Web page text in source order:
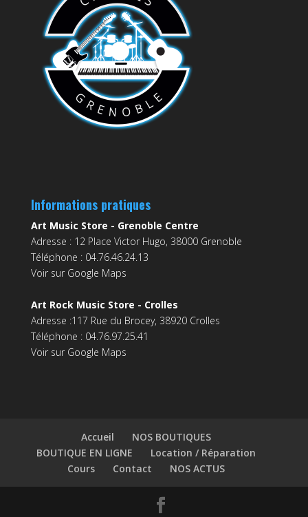
Informations pratiques
Art Music Store - Grenoble Centre
Adresse : 12 Place Victor Hugo, 38000 Grenoble
Téléphone : 04.76.46.24.13
Voir sur Google Maps
Art Rock Music Store - Crolles
Adresse :117 Rue du Brocey, 38920 Crolles
Téléphone : 04.76.97.25.41
Voir sur Google Maps
Accueil
NOS BOUTIQUES
BOUTIQUE EN LIGNE
Location / Réparation
Cours
Contact NOS ACTUS